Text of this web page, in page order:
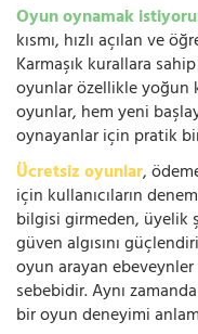
Oyun oynamak
kısmı, hızlı açılan ve
Karmaşık kurallara
oyunlar özellikle yoğun
oyunlar, hem yeni
oynayanlar için pratik
Ücretsiz oyunlar,
için kullanıcıların
bilgisi girmeden, üyelik
güven algısını
oyun arayan
sebebidir. Aynı
bir oyun deneyimi